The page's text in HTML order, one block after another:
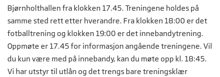
Bjørnholthallen fra klokken 17.45. Treningene holdes på
samme sted rett etter hverandre. Fra klokken 18:00 er det
fotballtrening og klokken 19:00 er det innebandytrening.
Oppmøte er 17.45 for informasjon angående treningene. Vil
du kun være med på innebandy, kan du møte opp kl. 18:45.
Vi har utstyr til utlån og det trengs bare treningsklær